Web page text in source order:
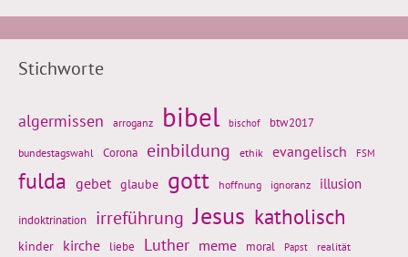
Stichworte
algermissen arroganz bibel bischof btw2017
bundestagswahl Corona einbildung ethik evangelisch FSM
fulda gebet glaube gott hoffnung ignoranz illusion
indoktrination irreführung Jesus katholisch
kinder kirche liebe Luther meme moral Papst realität